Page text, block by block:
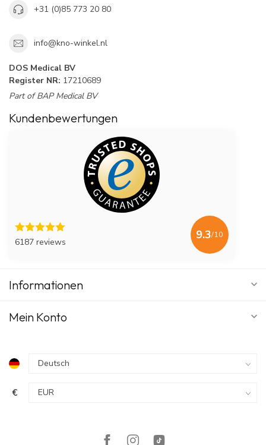
+31 (0)85 773 20 80
info@kno-winkel.nl
DOS Medical BV
Register NR: 17210689
Part of BAP Medical BV
Kundenbewertungen
6187 reviews
9.3/10
Informationen
Mein Konto
€